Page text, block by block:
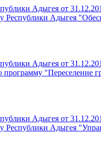
Адыгея от
Республики Адыгея
Адыгея от
"Переселение
Адыгея от
Республики Адыгея